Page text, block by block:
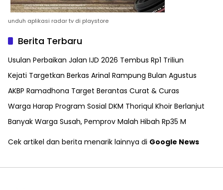
unduh aplikasi radar tv di playstore
Berita Terbaru
Usulan Perbaikan Jalan IJD 2026 Tembus Rp1 Triliun
Kejati Targetkan Berkas Arinal Rampung Bulan Agustus
AKBP Ramadhona Target Berantas Curat & Curas
Warga Harap Program Sosial DKM Thoriqul Khoir Berlanjut
Banyak Warga Susah, Pemprov Malah Hibah Rp35 M
Cek artikel dan berita menarik lainnya di Google News